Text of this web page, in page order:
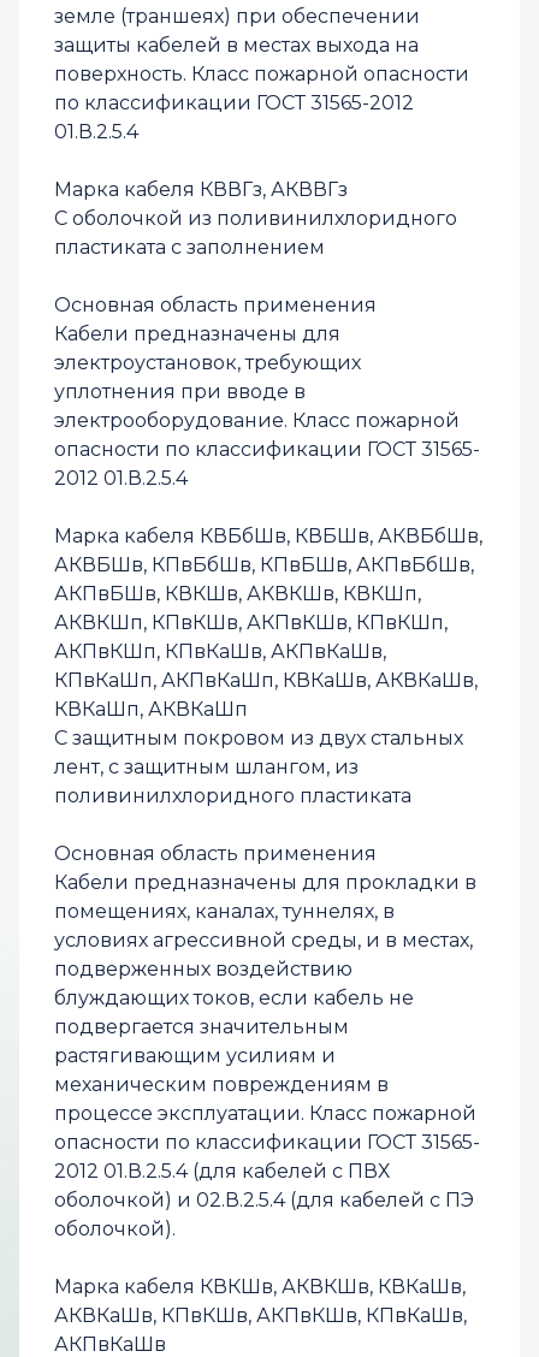
земле (траншеях) при обеспечении
защиты кабелей в местах выхода на
поверхность. Класс пожарной опасности
по классификации ГОСТ 31565-2012
01.В.2.5.4
Марка кабеля КВВГз, АКВВГз
С оболочкой из поливинилхлоридного
пластиката с заполнением
Основная область применения
Кабели предназначены для
электроустановок, требующих
уплотнения при вводе в
электрооборудование. Класс пожарной
опасности по классификации ГОСТ 31565-
2012 01.В.2.5.4
Марка кабеля КВБбШв, КВБШв, АКВБбШв,
АКВБШв, КПвБбШв, КПвБШв, АКПвБбШв,
АКПвБШв, КВКШв, АКВКШв, КВКШп,
АКВКШп, КПвКШв, АКПвКШв, КПвКШп,
АКПвКШп, КПвКаШв, АКПвКаШв,
КПвКаШп, АКПвКаШп, КВКаШв, АКВКаШв,
КВКаШп, АКВКаШп
С защитным покровом из двух стальных
лент, с защитным шлангом, из
поливинилхлоридного пластиката
Основная область применения
Кабели предназначены для прокладки в
помещениях, каналах, туннелях, в
условиях агрессивной среды, и в местах,
подверженных воздействию
блуждающих токов, если кабель не
подвергается значительным
растягивающим усилиям и
механическим повреждениям в
процессе эксплуатации. Класс пожарной
опасности по классификации ГОСТ 31565-
2012 01.В.2.5.4 (для кабелей с ПВХ
оболочкой) и 02.В.2.5.4 (для кабелей с ПЭ
оболочкой).
Марка кабеля КВКШв, АКВКШв, КВКаШв,
АКВКаШв, КПвКШв, АКПвКШв, КПвКаШв,
АКПвКаШв